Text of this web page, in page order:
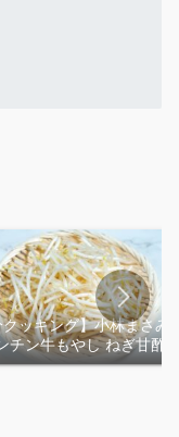
ッキング】小林まさみ
チン牛もやし ねぎ甘酢
り方